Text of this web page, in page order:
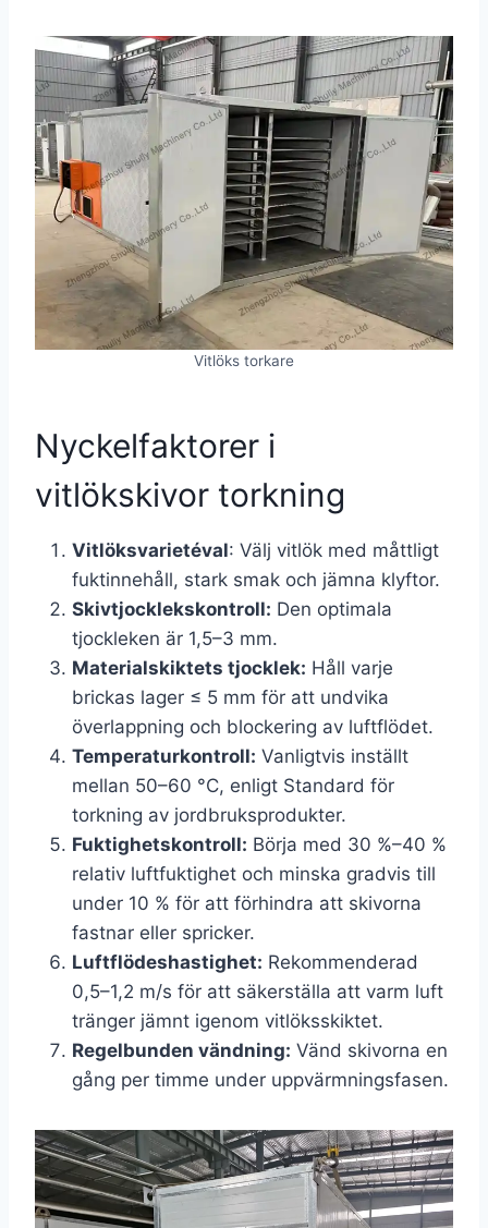
Vitlöks torkare
Nyckelfaktorer i
vitlökskivor torkning
Vitlöksvarietéval: Välj vitlök med måttligt
fuktinnehåll, stark smak och jämna klyftor.
Skivtjocklekskontroll: Den optimala
tjockleken är 1,5–3 mm.
Materialskiktets tjocklek: Håll varje
brickas lager ≤ 5 mm för att undvika
överlappning och blockering av luftflödet.
Temperaturkontroll: Vanligtvis inställt
mellan 50–60 °C, enligt Standard för
torkning av jordbruksprodukter.
Fuktighetskontroll: Börja med 30 %–40 %
relativ luftfuktighet och minska gradvis till
under 10 % för att förhindra att skivorna
fastnar eller spricker.
Luftflödeshastighet: Rekommenderad
0,5–1,2 m/s för att säkerställa att varm luft
tränger jämnt igenom vitlöksskiktet.
Regelbunden vändning: Vänd skivorna en
gång per timme under uppvärmningsfasen.